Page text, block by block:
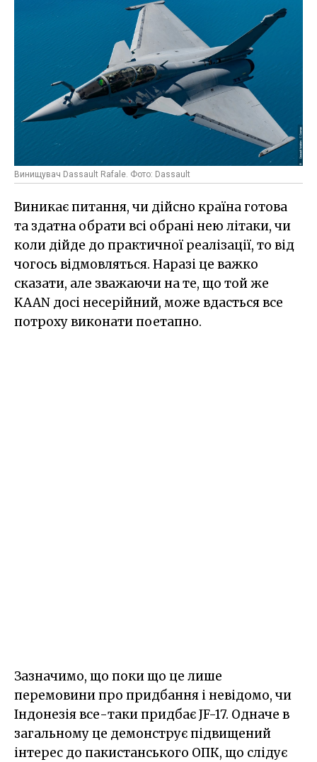
Винищувач Dassault Rafale. Фото: Dassault
Виникає питання, чи дійсно країна готова
та здатна обрати всі обрані нею літаки, чи
коли дійде до практичної реалізації, то від
чогось відмовляться. Наразі це важко
сказати, але зважаючи на те, що той же
KAAN досі несерійний, може вдасться все
потроху виконати поетапно.
Зазначимо, що поки що це лише
перемовини про придбання і невідомо, чи
Індонезія все-таки придбає JF-17. Одначе в
загальному це демонструє підвищений
інтерес до пакистанського ОПК, що слідує